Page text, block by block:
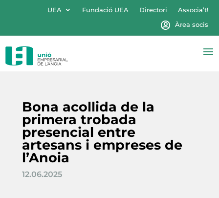
UEA Fundació UEA Directori
Associa’t!
Àrea socis
Bona acollida de la
primera trobada
presencial entre
artesans i empreses de
l’Anoia
12.06.2025